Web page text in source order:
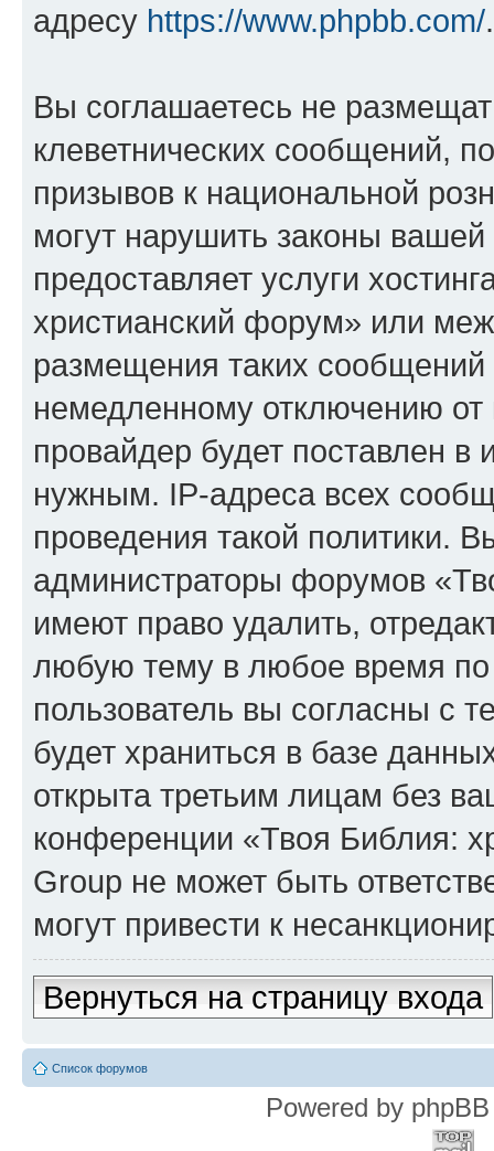
адресу https://www.phpbb.com/.
Вы соглашаетесь не
клеветнических сообщений,
призывов к национальной
могут нарушить законы
предоставляет услуги
христианский форум» или
размещения таких
немедленному отключению
провайдер будет поставлен в
нужным. IP-адреса всех
проведения такой политики.
администраторы форумов
имеют право удалить,
любую тему в любое время
пользователь вы согласны с
будет храниться в базе
открыта третьим лицам без
конференции «Твоя Библия:
Group не может быть
могут привести к
Вернуться на страницу входа
Список форумов
Powered by